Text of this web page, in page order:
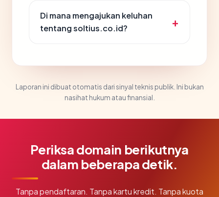
Di mana mengajukan keluhan
tentang soltius.co.id?
Laporan ini dibuat otomatis dari sinyal teknis publik. Ini bukan
nasihat hukum atau finansial.
Periksa domain berikutnya
dalam beberapa detik.
Tanpa pendaftaran. Tanpa kartu kredit. Tanpa kuota